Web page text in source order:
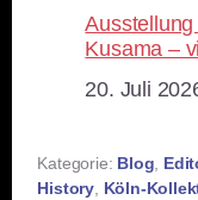
Kusama –
Datum
20. Juli
Kategorie: Blog,
History, Köln-